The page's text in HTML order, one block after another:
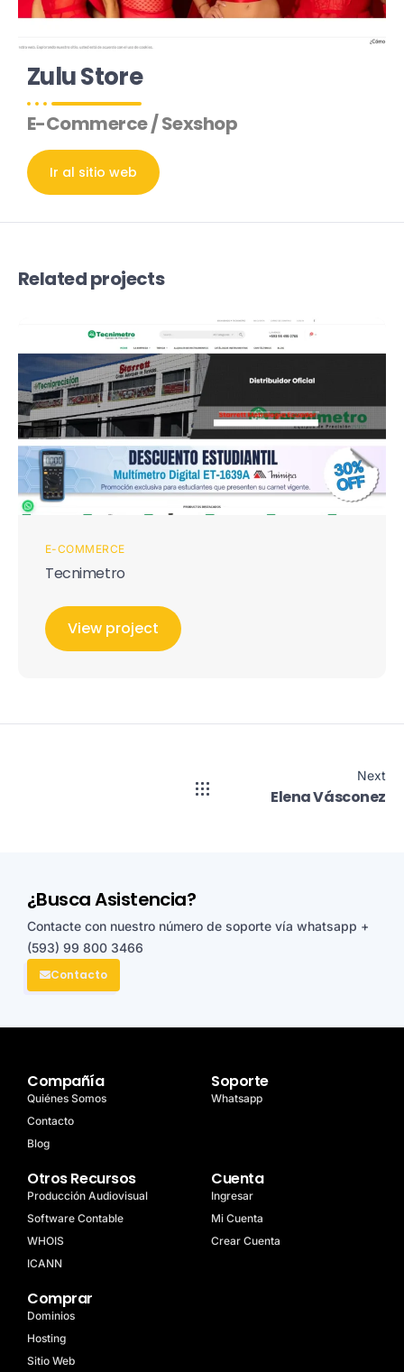
Zulu Store
E-Commerce / Sexshop
Ir al sitio web
Related projects
E-COMMERCE
Tecnimetro
View project
Next
Elena Vásconez
¿Busca Asistencia?
Contacte con nuestro número de soporte vía whatsapp +
(593) 99 800 3466
Contacto
Compañía
Quiénes Somos
Contacto
Blog
Soporte
Whatsapp
Otros Recursos
Producción Audiovisual
Software Contable
WHOIS
ICANN
Cuenta
Ingresar
Mi Cuenta
Crear Cuenta
Comprar
Dominios
Hosting
Sitio Web